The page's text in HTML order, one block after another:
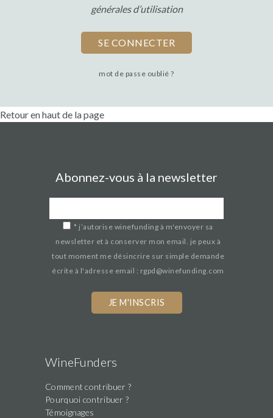
générales d’utilisation
mot de passe oublié ?
Retour en haut de la page
Abonnez-vous à la newsletter
* j’autorise winefunding à m'envoyer sa
newsletter et à conserver mon email. je peux à
tout moment me désincrire sur simple demande
écrite à l'adresse email : rgpd@winefunding.com
WineFunders
Comment contribuer ?
Pourquoi contribuer ?
Témoignages